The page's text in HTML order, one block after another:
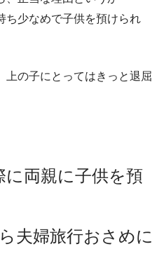
ち少なめで子供を預けられ
上の子にとってはきっと退屈
に両親に子供を預
夫婦旅行おさめに